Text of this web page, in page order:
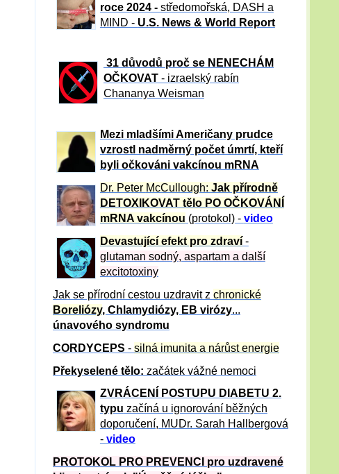
roce 2024 - středomořská, DASH a
MIND - U.S. News & World Report
31 důvod ů proč se NENECHÁM
OČKOVAT - izraelský rabín
Chananya Weisman
Mezi mladšími Američany prudce
vzrostl nadměrný počet úmrtí, kteří
byli očkováni vakcínou mRNA
Dr. Peter McCullough: Jak přírodně
DETOXIKOVAT tělo PO OČKOVÁNÍ
mRNA vakcínou (protokol) - video
Devastující efekt pro zdraví-
glutaman sodný, aspartam a další
excitotoxiny
Jak se přírodní cestou uzdravit z chronické
Boreliózy, Chlamydiózy, EB virózy...
únavového syndromu
CORDYCEPS - silná imunita a nárůst energie
Překyselené tělo: začátek vážné nemoci
ZVRÁCE NÍ POSTUPU DIABETU 2.
typu začíná u ignorování běžných
doporučení, MUDr. Sarah Hallbergová
- video
PROTOKOL PRO PREVENCI pro uzdravené